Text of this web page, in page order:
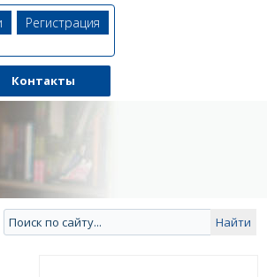
Регистрация
Контакты